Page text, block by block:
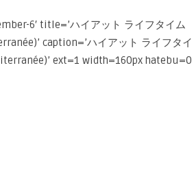
6′ title=’ハイアット ライフタイム
caption=’ハイアット ライフタイ
ext=1 width=160px hatebu=0